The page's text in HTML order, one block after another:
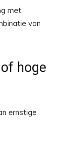
met
van
hoge
ernstige